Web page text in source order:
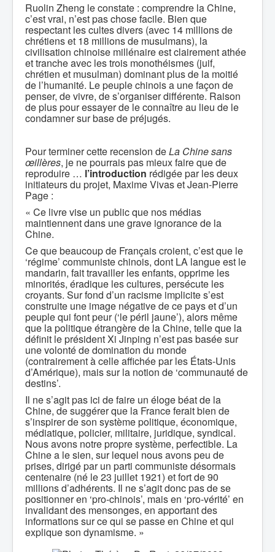
Ruolin Zheng le constate : comprendre la Chine,
c’est vrai, n’est pas chose facile. Bien que
respectant les cultes divers (avec 14 millions de
chrétiens et 18 millions de musulmans), la
civilisation chinoise millénaire est clairement athée
et tranche avec les trois monothéismes (juif,
chrétien et musulman) dominant plus de la moitié
de l’humanité. Le peuple chinois a une façon de
penser, de vivre, de s’organiser différente. Raison
de plus pour essayer de le connaître au lieu de le
condamner sur base de préjugés.
Pour terminer cette recension deLa Chine sans
œillères, je ne pourrais pas mieux faire que de
reproduire … l’introduction rédigée par les deux
initiateurs du projet, Maxime Vivas et Jean-Pierre
Page :
« Ce livre vise un public que nos médias
maintiennent dans une grave ignorance de la
Chine.
Ce que beaucoup de Français croient, c’est que le
‘régime’ communiste chinois, dont LA langue est le
mandarin, fait travailler les enfants, opprime les
minorités, éradique les cultures, persécute les
croyants. Sur fond d’un racisme implicite s’est
construite une image négative de ce pays et d’un
peuple qui font peur (‘le péril jaune’), alors même
que la politique étrangère de la Chine, telle que la
définit le président Xi Jinping n’est pas basée sur
une volonté de domination du monde
(contrairement à celle affichée par les États-Unis
d’Amérique), mais sur la notion de ‘communauté de
destins’.
Il ne s’agit pas ici de faire un éloge béat de la
Chine, de suggérer que la France ferait bien de
s’inspirer de son système politique, économique,
médiatique, policier, militaire, juridique, syndical.
Nous avons notre propre système, perfectible. La
Chine a le sien, sur lequel nous avons peu de
prises, dirigé par un parti communiste désormais
centenaire (né le 23 juillet 1921) et fort de 90
millions d’adhérents. Il ne s’agit donc pas de se
positionner en ‘pro-chinois’, mais en ‘pro-vérité’ en
invalidant des mensonges, en apportant des
informations sur ce qui se passe en Chine et qui
explique son dynamisme. »